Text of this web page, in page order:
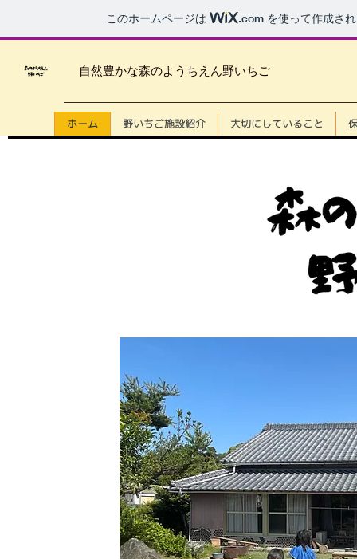
このホームページは .com を使って作成さ
​自然豊かな森のようちえん野いちご
ホーム 野いちご施設紹介 大切にしていること